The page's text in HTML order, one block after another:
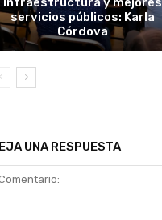
servicios públicos: Karla
Córdova
UNA RESPUESTA